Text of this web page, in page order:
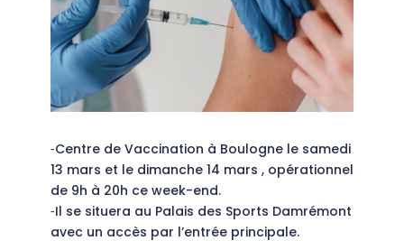
⁃Centre de Vaccination à Boulogne le samedi
13 mars et le dimanche 14 mars , opérationnel
de 9h à 20h ce week-end.
⁃Il se situera au Palais des Sports Damrémont
avec un accès par l’entrée principale.